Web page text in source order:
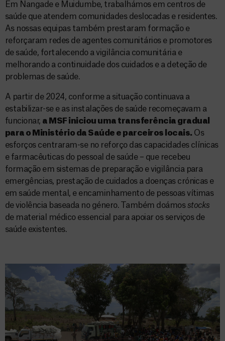
Em Nangade e Muidumbe, trabalhámos em centros de
saúde que atendem comunidades deslocadas e residentes.
As nossas equipas também prestaram formação e
reforçaram redes de agentes comunitários e promotores
de saúde, fortalecendo a vigilância comunitária e
melhorando a continuidade dos cuidados e a deteção de
problemas de saúde.
A partir de 2024, conforme a situação continuava a
estabilizar-se e as instalações de saúde recomeçavam a
funcionar, a MSF iniciou uma transferência gradual
para o Ministério da Saúde e parceiros locais. Os
esforços centraram-se no reforço das capacidades clínicas
e farmacêuticas do pessoal de saúde – que recebeu
formação em sistemas de preparação e vigilância para
emergências, prestação de cuidados a doenças crónicas e
em saúde mental, e encaminhamento de pessoas vítimas
de violência baseada no género. Também doámosstocks
de material médico essencial para apoiar os serviços de
saúde existentes.